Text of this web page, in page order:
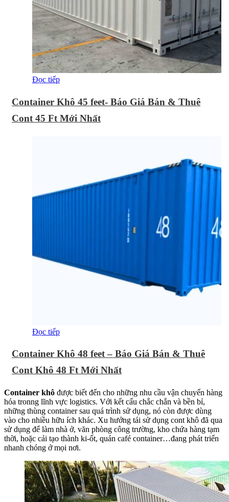
Đọc tiếp
Container Khô 45 feet- Báo Giá Bán & Thuê
Cont 45 Ft Mới Nhất
Đọc tiếp
Container Khô 48 feet – Báo Giá Bán & Thuê
Cont Khô 48 Ft Mới Nhất
Container khô được biết đến cho những nhu cầu vận chuyển hàng
hóa tronng lĩnh vực logistics. Với kết cấu chắc chắn và bền bỉ,
những thùng container sau quá trình sử dụng, nó còn được dùng
vào cho nhiều hữu ích khác. Xu hướng tái sử dụng cont khô đã qua
sử dụng để làm nhà ở, văn phòng công trường, kho chứa hàng tạm
thời, hoặc cải tạo thành ki-ốt, quán café container…đang phát triển
nhanh chóng ở mọi nơi.